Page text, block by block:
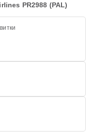
PR2988 (PAL)